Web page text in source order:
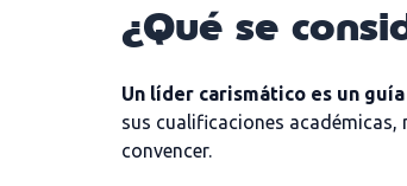
¿Qué se
Un líder carismático es un
sus cualificaciones académicas,
convencer.